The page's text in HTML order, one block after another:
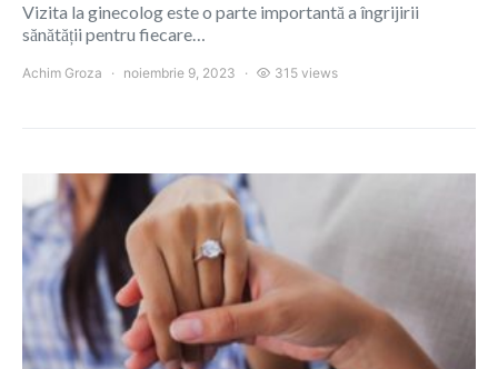
Vizita la ginecolog este o parte importantă a îngrijirii
sănătății pentru fiecare…
Achim Groza noiembrie 9, 2023 315 views